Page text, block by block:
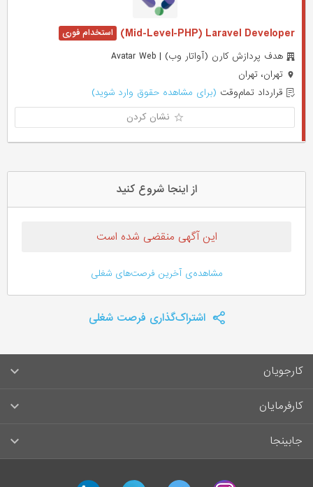
Mid-Level-PHP) Laravel Developer)
هدف پردازش کارن (آواتار وب) | Avatar Web
تهران، تهران
قرارداد تمام‌وقت (برای مشاهده حقوق وارد شوید)
نشان کردن
از اینجا شروع کنید
این آگهی منقضی شده است
مشاهده‌ی آخرین فرصت‌های شغلی
اشتراک‌گذاری فرصت شغلی
کارجویان
سوالات متداول کارجویان
لیست مشاغل
کارفرمایان
راهنمای ثبت آگهی استخدام
جابینجا